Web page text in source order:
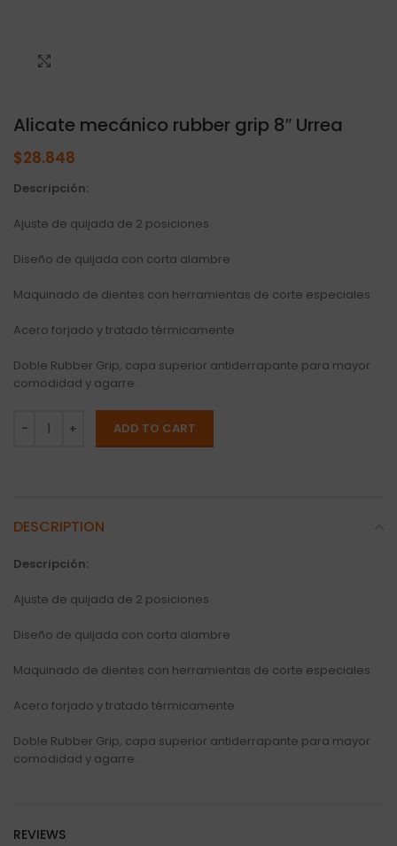
Alicate mecánico rubber grip 8″ Urrea
$28.848
Descripción:
Ajuste de quijada de 2 posiciones
Diseño de quijada con corta alambre
Maquinado de dientes con herramientas de corte especiales
Acero forjado y tratado térmicamente
Doble Rubber Grip, capa superior antiderrapante para mayor
comodidad y agarre.
ADD TO CART
DESCRIPTION
Descripción:
Ajuste de quijada de 2 posiciones
Diseño de quijada con corta alambre
Maquinado de dientes con herramientas de corte especiales
Acero forjado y tratado térmicamente
Doble Rubber Grip, capa superior antiderrapante para mayor
comodidad y agarre.
REVIEWS